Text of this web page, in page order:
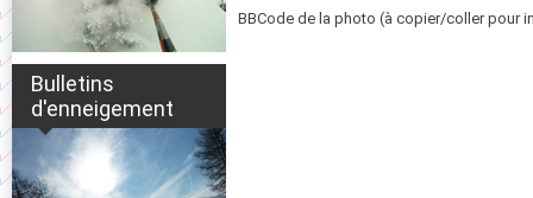
Bulletins
d'enneigement
BBCode de la photo (à copier/coller pour